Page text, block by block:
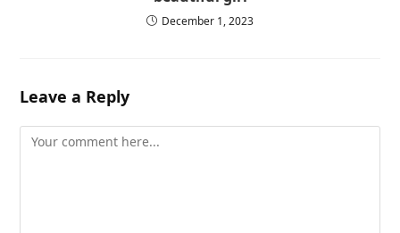
December 1, 2023
Leave a Reply
Comment